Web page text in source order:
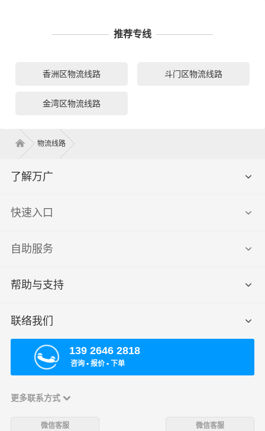
推荐专线
香洲区物流线路 斗门区物流线路
金湾区物流线路
物流线路
了解万广
快速入口
自助服务
帮助与支持
联络我们
139 2646 2818
咨询 ▪ 报价 ▪ 下单
更多联系方式
微信客服 微信客服